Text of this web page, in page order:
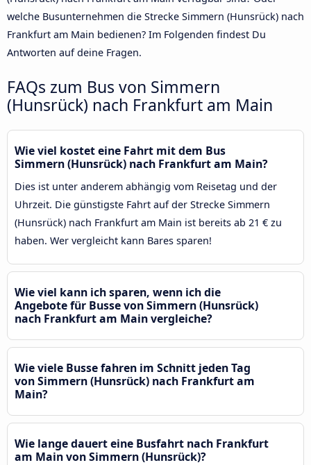
welche Busunternehmen die Strecke Simmern (Hunsrück) nach
Frankfurt am Main bedienen? Im Folgenden findest Du
Antworten auf deine Fragen.
FAQs zum Bus von Simmern
(Hunsrück) nach Frankfurt am Main
Wie viel kostet eine Fahrt mit dem Bus
Simmern (Hunsrück) nach Frankfurt am Main?
Dies ist unter anderem abhängig vom Reisetag und der
Uhrzeit. Die günstigste Fahrt auf der Strecke Simmern
(Hunsrück) nach Frankfurt am Main ist bereits ab 21 € zu
haben. Wer vergleicht kann Bares sparen!
Wie viel kann ich sparen, wenn ich die
Angebote für Busse von Simmern (Hunsrück)
nach Frankfurt am Main vergleiche?
Wie viele Busse fahren im Schnitt jeden Tag
von Simmern (Hunsrück) nach Frankfurt am
Main?
Wie lange dauert eine Busfahrt nach Frankfurt
am Main von Simmern (Hunsrück)?